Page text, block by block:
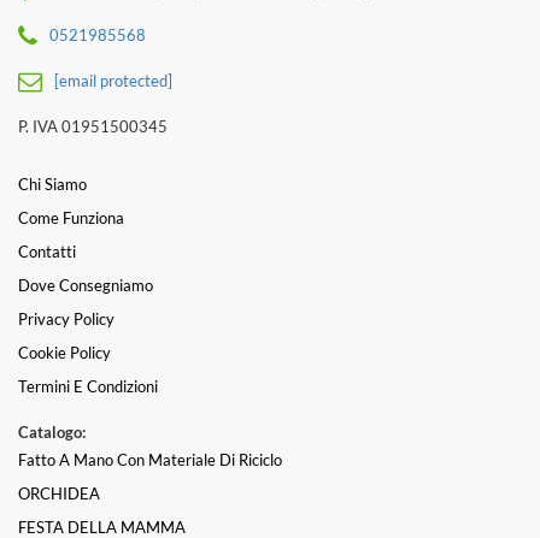
0521985568
[email protected]
P. IVA 01951500345
Chi Siamo
Come Funziona
Contatti
Dove Consegniamo
Privacy Policy
Cookie Policy
Termini E Condizioni
Catalogo:
Fatto A Mano Con Materiale Di Riciclo
ORCHIDEA
FESTA DELLA MAMMA